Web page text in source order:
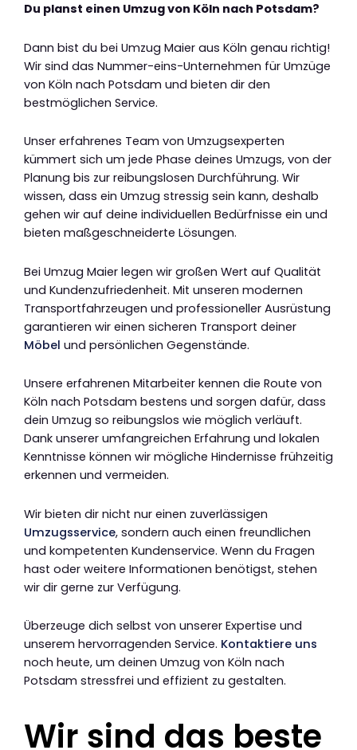
Du planst einen Umzug von Köln nach Potsdam?
Dann bist du bei Umzug Maier aus Köln genau richtig!
Wir sind das Nummer-eins-Unternehmen für Umzüge
von Köln nach Potsdam und bieten dir den
bestmöglichen Service.
Unser erfahrenes Team von Umzugsexperten
kümmert sich um jede Phase deines Umzugs, von der
Planung bis zur reibungslosen Durchführung. Wir
wissen, dass ein Umzug stressig sein kann, deshalb
gehen wir auf deine individuellen Bedürfnisse ein und
bieten maßgeschneiderte Lösungen.
Bei Umzug Maier legen wir großen Wert auf Qualität
und Kundenzufriedenheit. Mit unseren modernen
Transportfahrzeugen und professioneller Ausrüstung
garantieren wir einen sicheren Transport deiner
Möbel und persönlichen Gegenstände.
Unsere erfahrenen Mitarbeiter kennen die Route von
Köln nach Potsdam bestens und sorgen dafür, dass
dein Umzug so reibungslos wie möglich verläuft.
Dank unserer umfangreichen Erfahrung und lokalen
Kenntnisse können wir mögliche Hindernisse frühzeitig
erkennen und vermeiden.
Wir bieten dir nicht nur einen zuverlässigen
Umzugsservice, sondern auch einen freundlichen
und kompetenten Kundenservice. Wenn du Fragen
hast oder weitere Informationen benötigst, stehen
wir dir gerne zur Verfügung.
Überzeuge dich selbst von unserer Expertise und
unserem hervorragenden Service. Kontaktiere uns
noch heute, um deinen Umzug von Köln nach
Potsdam stressfrei und effizient zu gestalten.
Wir sind das beste